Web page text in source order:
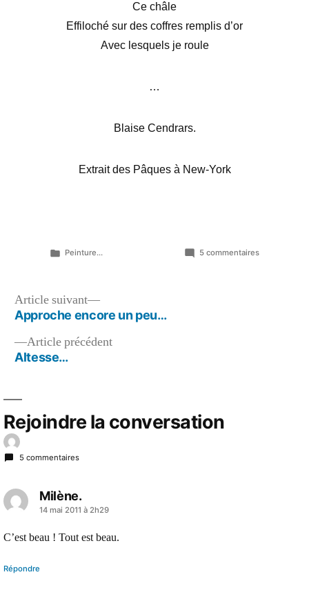
Ce châle
Effiloché sur des coffres remplis d’or
Avec lesquels je roule
…
Blaise Cendrars.
Extrait des Pâques à New-York
Publié
Peinture... 5 commentairessur
Navigation
de
l’article
Article précédentArticle
Altesse…
Article suivant
Article
suivant :
Approche encore un peu…
Rejoindre la conversation
5 commentaires
Milène.
a
dit :
14 mai 2011 à 2h29
C’est beau ! Tout est beau.
Répondre